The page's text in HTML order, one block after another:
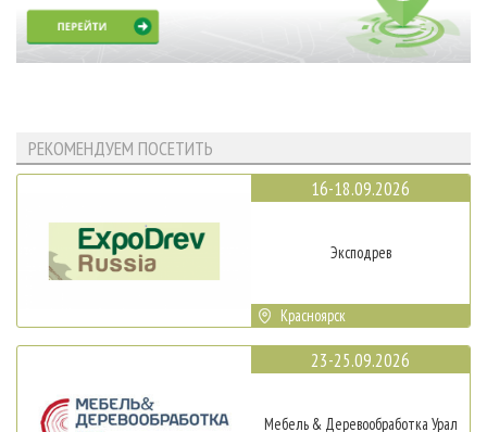
РЕКОМЕНДУЕМ ПОСЕТИТЬ
16-18.09.2026
Эксподрев
Красноярск
23-25.09.2026
Мебель & Деревообработка Урал